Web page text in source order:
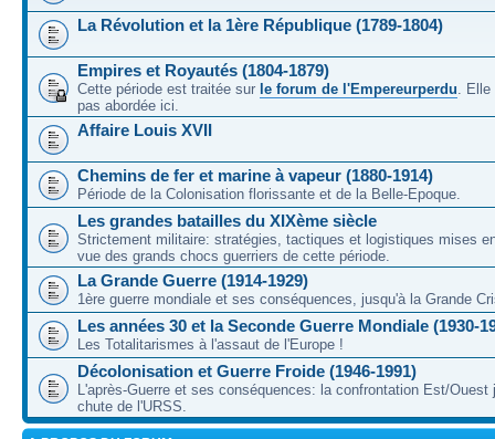
La Révolution et la 1ère République (1789-1804)
Empires et Royautés (1804-1879)
Cette période est traitée sur le forum de l'Empereurperdu. Elle
pas abordée ici.
Affaire Louis XVII
Chemins de fer et marine à vapeur (1880-1914)
Période de la Colonisation florissante et de la Belle-Epoque.
Les grandes batailles du XIXème siècle
Strictement militaire: stratégies, tactiques et logistiques mises
vue des grands chocs guerriers de cette période.
La Grande Guerre (1914-1929)
1ère guerre mondiale et ses conséquences, jusqu'à la Grande
Les années 30 et la Seconde Guerre Mondiale (1930-
Les Totalitarismes à l'assaut de l'Europe !
Décolonisation et Guerre Froide (1946-1991)
L'après-Guerre et ses conséquences: la confrontation Est/Ouest
chute de l'URSS.